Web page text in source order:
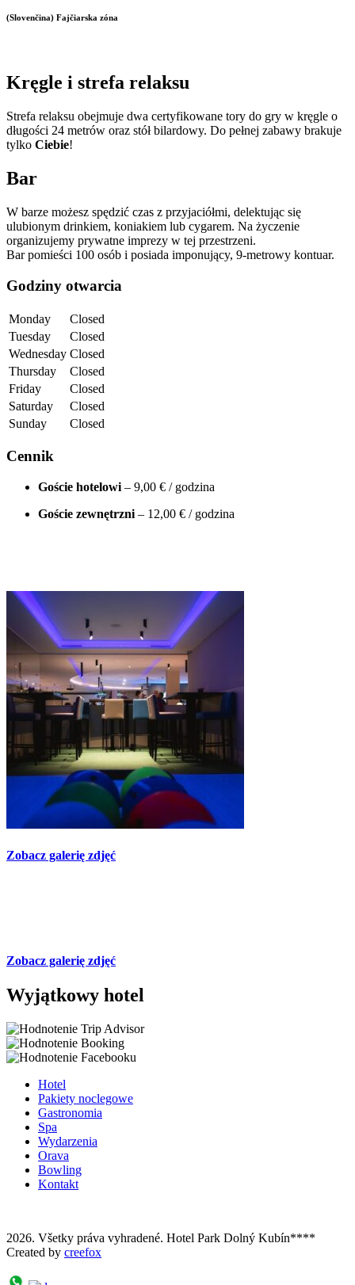
(Slovenčina) Fajčiarska zóna
Kręgle i strefa relaksu
Strefa relaksu obejmuje dwa certyfikowane tory do gry w kręgle o
długości 24 metrów oraz stół bilardowy. Do pełnej zabawy brakuje
tylko Ciebie!
Bar
W barze możesz spędzić czas z przyjaciółmi, delektując się
ulubionym drinkiem, koniakiem lub cygarem. Na życzenie
organizujemy prywatne imprezy w tej przestrzeni.
Bar pomieści 100 osób i posiada imponujący, 9-metrowy kontuar.
Godziny otwarcia
Monday
Closed
Tuesday
Closed
Wednesday Closed
Thursday
Closed
Friday
Closed
Saturday
Closed
Sunday
Closed
Cennik
Goście hotelowi – 9,00 € / godzina
Goście zewnętrzni – 12,00 € / godzina
Zobacz galerię zdjęć
Zobacz galerię zdjęć
Wyjątkowy hotel
Hotel
Pakiety noclegowe
Gastronomia
Spa
Wydarzenia
Orava
Bowling
Kontakt
2026. Všetky práva vyhradené. Hotel Park Dolný Kubín****
Created by creefox